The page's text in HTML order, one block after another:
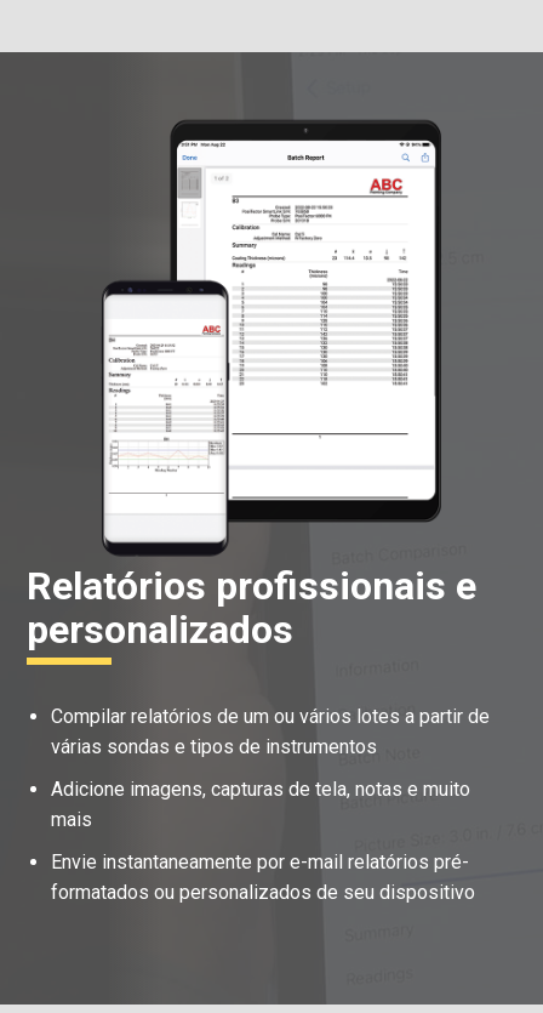
Relatórios profissionais e
personalizados
Compilar relatórios de um ou vários lotes a partir de
várias sondas e tipos de instrumentos
Adicione imagens, capturas de tela, notas e muito
mais
Envie instantaneamente por e-mail relatórios pré-
formatados ou personalizados de seu dispositivo